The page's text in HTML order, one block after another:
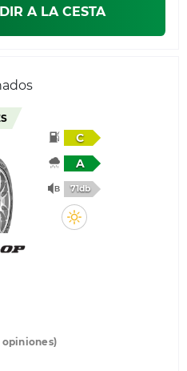
A LA CESTA
C
A
71db
opiniones)